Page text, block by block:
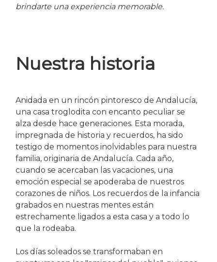
brindarte una experiencia memorable.
Nuestra historia
Anidada en un rincón pintoresco de Andalucía,
una casa troglodita con encanto peculiar se
alza desde hace generaciones. Esta morada,
impregnada de historia y recuerdos, ha sido
testigo de momentos inolvidables para nuestra
familia, originaria de Andalucía. Cada año,
cuando se acercaban las vacaciones, una
emoción especial se apoderaba de nuestros
corazones de niños. Los recuerdos de la infancia
grabados en nuestras mentes están
estrechamente ligados a esta casa y a todo lo
que la rodeaba.
Los días soleados se transformaban en